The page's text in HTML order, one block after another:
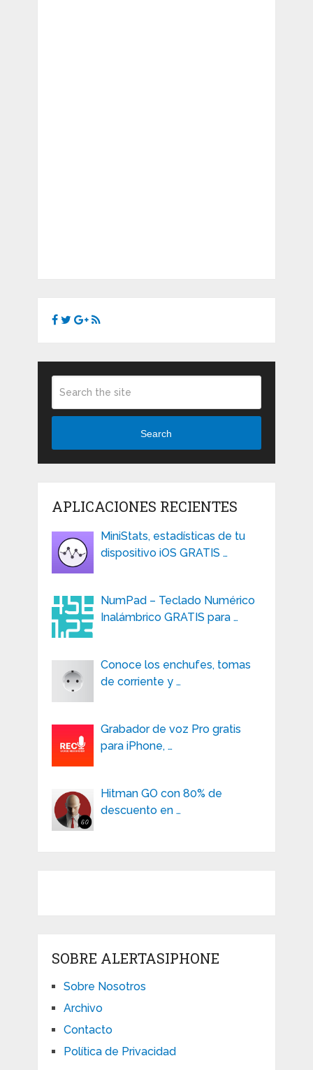
Search
APLICACIONES RECIENTES
MiniStats, estadísticas de tu
dispositivo iOS GRATIS …
NumPad – Teclado Numérico
Inalámbrico GRATIS para …
Conoce los enchufes, tomas
de corriente y …
Grabador de voz Pro gratis
para iPhone, …
Hitman GO con 80% de
descuento en …
SOBRE ALERTASIPHONE
Sobre Nosotros
Archivo
Contacto
Política de Privacidad